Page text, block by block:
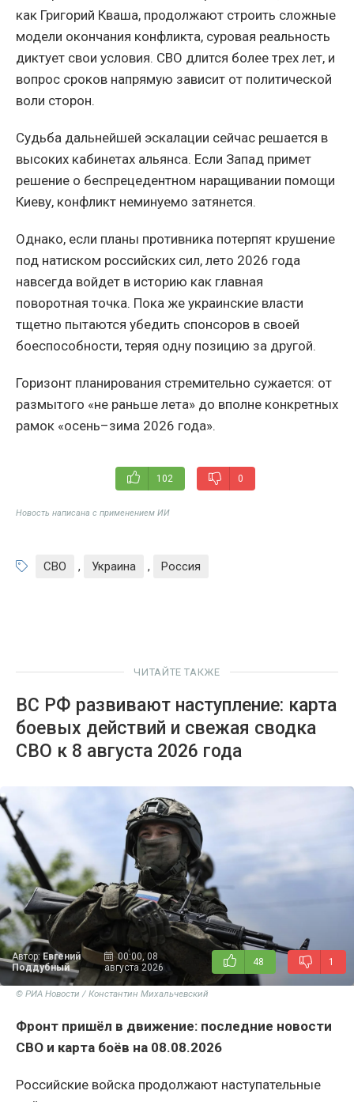
как Григорий Кваша, продолжают строить сложные
модели окончания конфликта, суровая реальность
диктует свои условия. СВО длится более трех лет, и
вопрос сроков напрямую зависит от политической
воли сторон.
Судьба дальнейшей эскалации сейчас решается в
высоких кабинетах альянса. Если Запад примет
решение о беспрецедентном наращивании помощи
Киеву, конфликт неминуемо затянется.
Однако, если планы противника потерпят крушение
под натиском российских сил, лето 2026 года
навсегда войдет в историю как главная
поворотная точка. Пока же украинские власти
тщетно пытаются убедить спонсоров в своей
боеспособности, теряя одну позицию за другой.
Горизонт планирования стремительно сужается: от
размытого «не раньше лета» до вполне конкретных
рамок «осень–зима 2026 года».
102 0
Новость написана с применением ИИ
СВО , Украина , Россия
ЧИТАЙТЕ ТАКЖЕ
ВС РФ развивают наступление: карта
боевых действий и свежая сводка
СВО к 8 августа 2026 года
Автор: Евгений
Поддубный
00:00, 08
августа 2026
48 1
© РИА Новости / Константин Михальчевский
Фронт пришёл в движение: последние новости
СВО и карта боёв на 08.08.2026
Российские войска продолжают наступательные